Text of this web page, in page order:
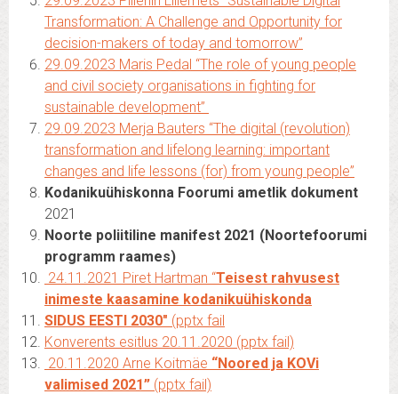
Transformation: A Challenge and Opportunity for
decision-makers of today and tomorrow”
29.09.2023 Maris Pedal “The role of young people
and civil society organisations in fighting for
sustainable development”
29.09.2023 Merja Bauters “The digital (revolution)
transformation and lifelong learning: important
changes and life lessons (for) from young people”
Kodanikuühiskonna Foorumi ametlik dokument
2021
Noorte poliitiline manifest 2021 (Noortefoorumi
programm raames)
24.11.2021 Piret Hartman “Teisest rahvusest
inimeste kaasamine kodanikuühiskonda
SIDUS EESTI 2030″ (pptx fail
Konverents esitlus 20.11.2020 (pptx fail)
20.11.2020 Arne Koitmäe “Noored ja KOVi
valimised 2021” (pptx fail)